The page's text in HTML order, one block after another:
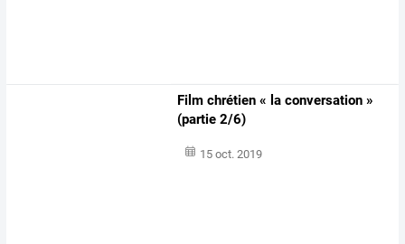
Film chrétien « la conversation »
(partie 2/6)
15 oct. 2019